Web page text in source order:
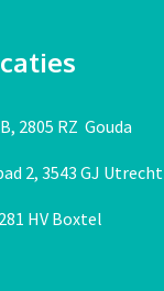
2805 RZ Gouda
2, 3543 GJ Utrecht
HV Boxtel